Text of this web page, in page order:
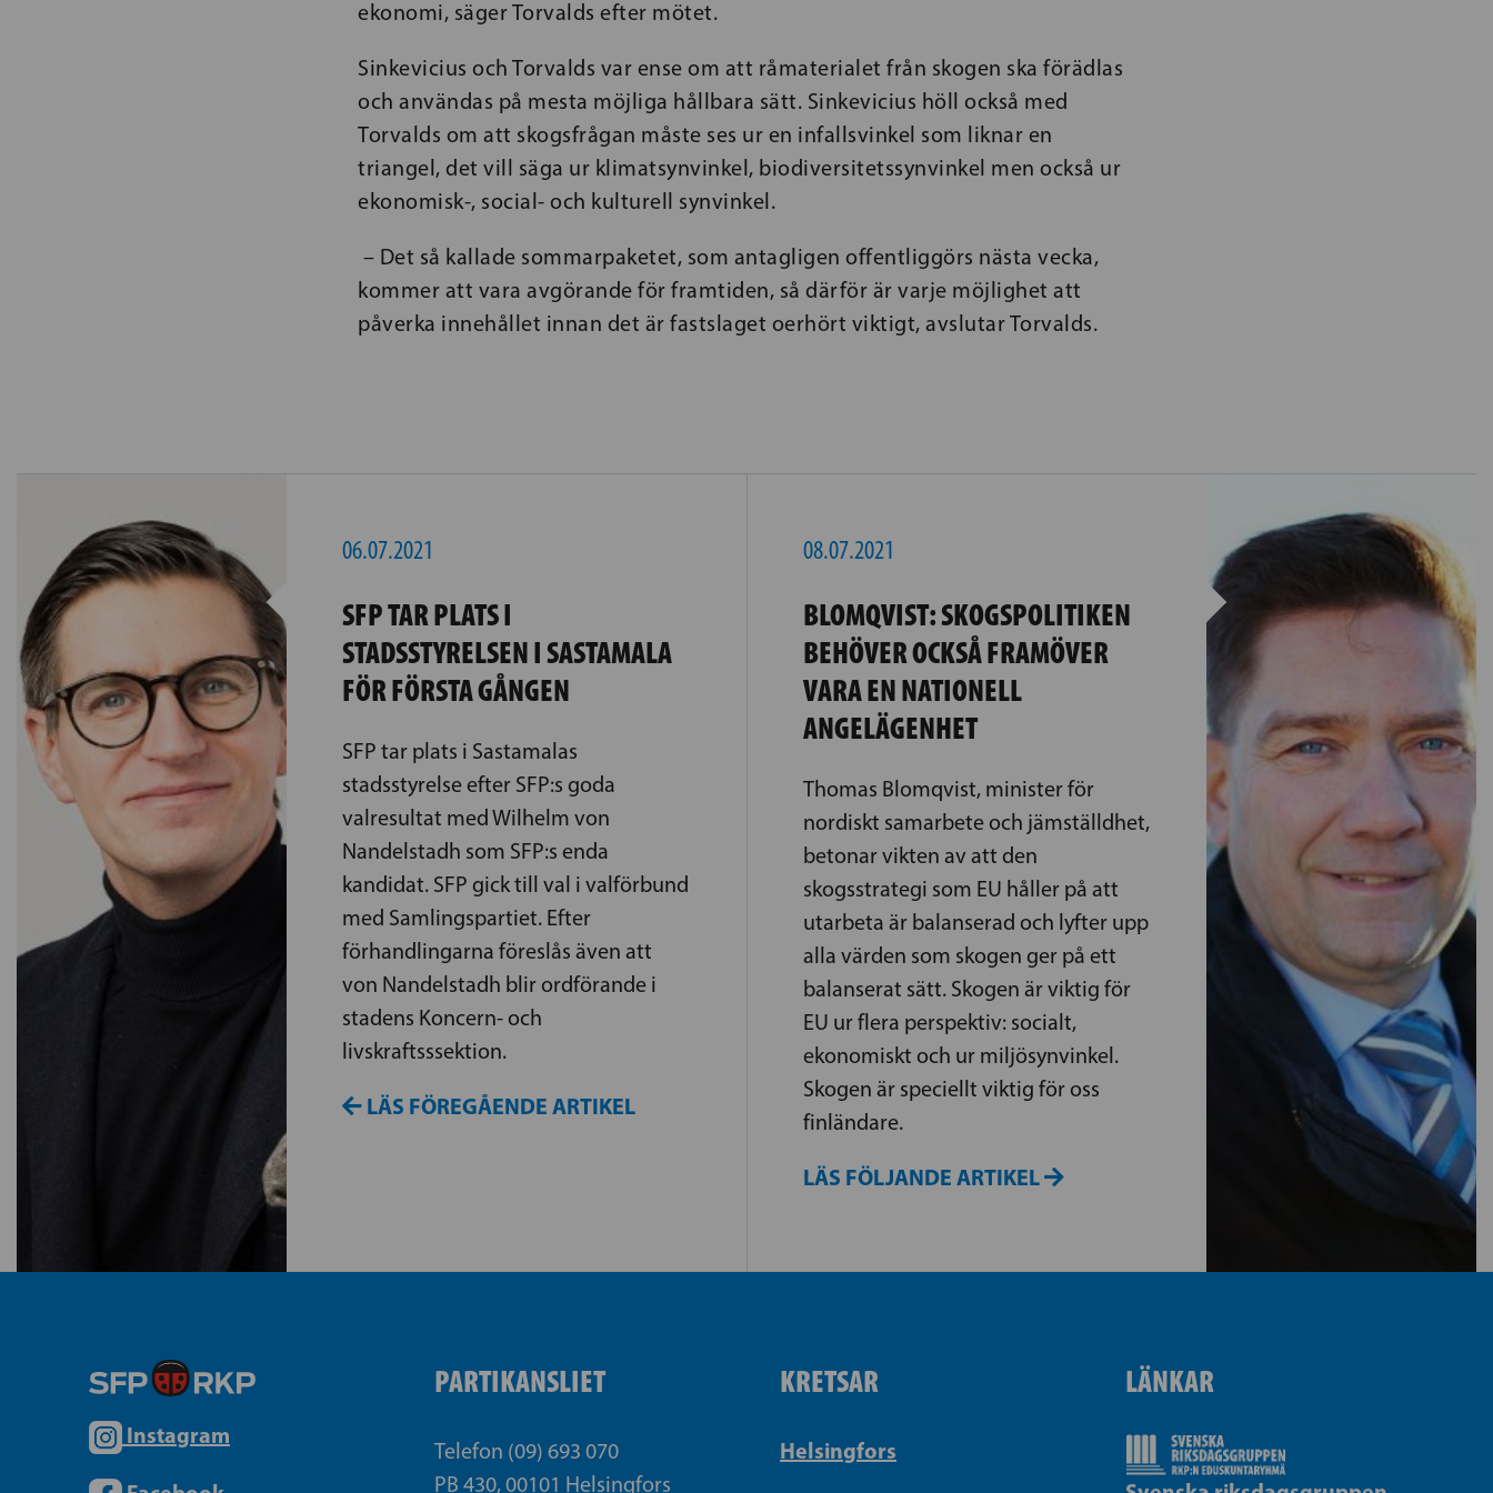
ekonomi, säger Torvalds efter mötet.
Sinkevicius och Torvalds var ense om att råmaterialet från skogen ska förädlas
och användas på mesta möjliga hållbara sätt. Sinkevicius höll också med
Torvalds om att skogsfrågan måste ses ur en infallsvinkel som liknar en
triangel, det vill säga ur klimatsynvinkel, biodiversitetssynvinkel men också ur
ekonomisk-, social- och kulturell synvinkel.
– Det så kallade sommarpaketet, som antagligen offentliggörs nästa vecka,
kommer att vara avgörande för framtiden, så därför är varje möjlighet att
påverka innehållet innan det är fastslaget oerhört viktigt, avslutar Torvalds.
06.07.2021
SFP TAR PLATS I
STADSSTYRELSEN I SASTAMALA
FÖR FÖRSTA GÅNGEN
SFP tar plats i Sastamalas
stadsstyrelse efter SFP:s goda
valresultat med Wilhelm von
Nandelstadh som SFP:s enda
kandidat. SFP gick till val i valförbund
med Samlingspartiet. Efter
förhandlingarna föreslås även att
von Nandelstadh blir ordförande i
stadens Koncern- och
livskraftsssektion.
LÄS FÖREGÅENDE ARTIKEL
08.07.2021
BLOMQVIST: SKOGSPOLITIKEN
BEHÖVER OCKSÅ FRAMÖVER
VARA EN NATIONELL
ANGELÄGENHET
Thomas Blomqvist, minister för
nordiskt samarbete och jämställdhet,
betonar vikten av att den
skogsstrategi som EU håller på att
utarbeta är balanserad och lyfter upp
alla värden som skogen ger på ett
balanserat sätt. Skogen är viktig för
EU ur flera perspektiv: socialt,
ekonomiskt och ur miljösynvinkel.
Skogen är speciellt viktig för oss
finländare.
LÄS FÖLJANDE ARTIKEL
Instagram
PARTIKANSLIET
Telefon (09) 693 070
PB 430, 00101 Helsingfors
KRETSAR
Helsingfors
LÄNKAR